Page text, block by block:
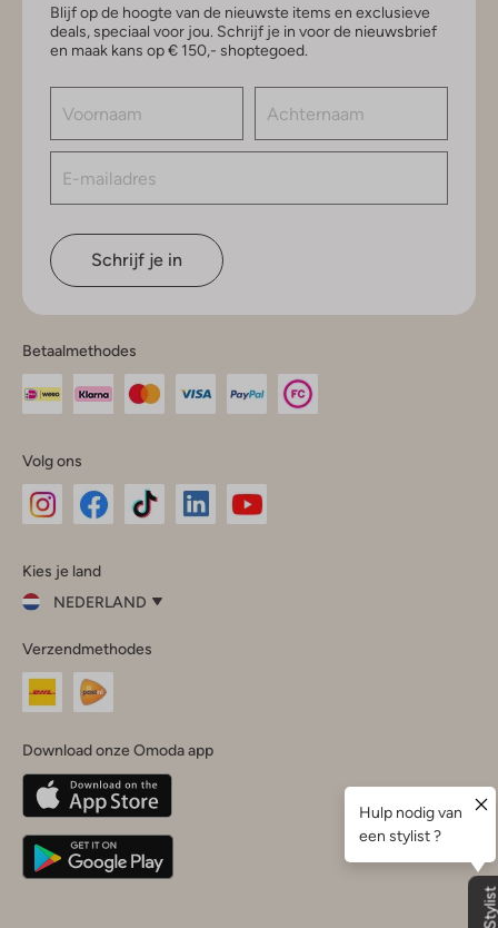
Blijf op de hoogte van de nieuwste items en exclusieve
deals, speciaal voor jou. Schrijf je in voor de nieuwsbrief
en maak kans op € 150,- shoptegoed.
Schrijf je in
Betaalmethodes
Volg ons
InstagramFacebook
Kies je land
NEDERLAND
je
land
Nederland
Belgique(Français)
Deutschland
Verzendmethodes
Download onze Omoda app